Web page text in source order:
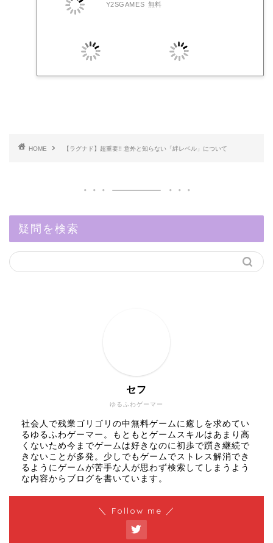
Y2SGAMES 無料
HOME 【ラグナド】超重要!! 意外と知らない「絆レベル」について
疑問を検索
ゆるふわゲーマー
セフ
社会人で残業ゴリゴリの中無料ゲームに癒しを求めてい
るゆるふわゲーマー。もともとゲームスキルはあまり高
くないため今までゲームは好きなのに初歩で躓き継続で
きないことが多発。少しでもゲームでストレス解消でき
るようにゲームが苦手な人が思わず検索してしまうよう
な内容からブログを書いています。
＼ Follow me ／